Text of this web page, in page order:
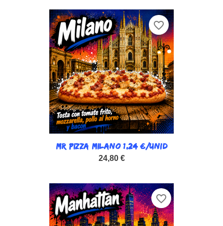
MR PIZZA MILANO 1,24 €/UNID
24,80 €
favorite_border
favorite_border